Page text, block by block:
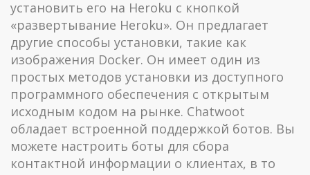
установить его на Heroku с кнопкой
«развертывание Heroku». Он предлагает
другие способы установки, такие как
изображения Docker. Он имеет один из
простых методов установки из доступного
программного обеспечения с открытым
исходным кодом на рынке. Chatwoot
обладает встроенной поддержкой ботов. Вы
можете настроить боты для сбора
контактной информации о клиентах, в то